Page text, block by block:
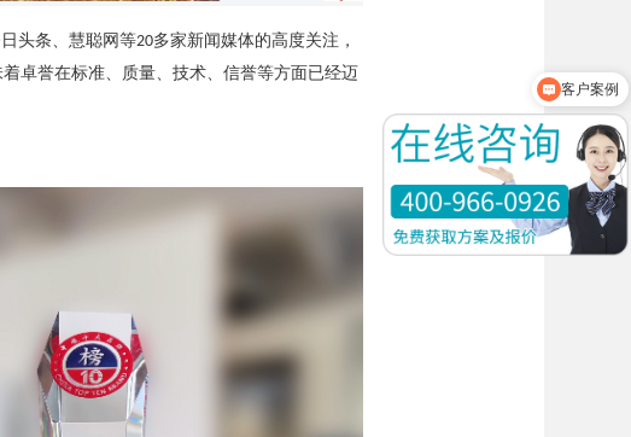
头条、慧聪网等20多家新闻媒体的高度关注，
卓誉在标准、质量、技术、信誉等方面已经迈
产品资料